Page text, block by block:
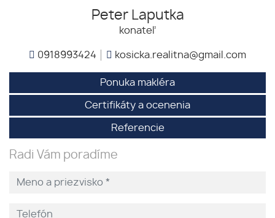
Peter Laputka
konateľ
0918993424 kosicka.realitna@gmail.com
Ponuka makléra
Certifikáty a ocenenia
Referencie
Radi Vám poradíme